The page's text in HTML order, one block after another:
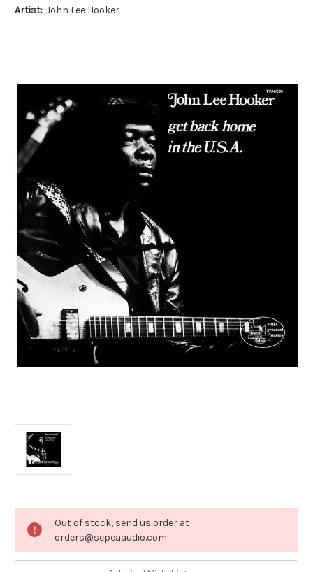
Artist: John Lee Hooker
Stock:
Out of stock, send us order at
orders@sepeaaudio.com.